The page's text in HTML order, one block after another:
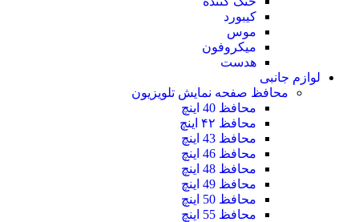
کیبورد
موس
میکروفون
هدست
لوازم جانبی
محافظ صفحه نمایش تلویزیون
محافظ 40 اینچ
محافظ ۴۲ اینچ
محافظ 43 اینچ
محافظ 46 اینچ
محافظ 48 اینچ
محافظ 49 اینچ
محافظ 50 اینچ
محافظ 55 اینچ